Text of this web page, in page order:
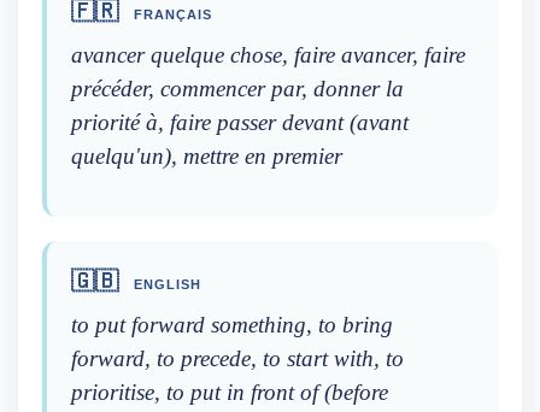
🇫🇷 FRANÇAIS
avancer quelque chose, faire avancer, faire
précéder, commencer par, donner la
priorité à, faire passer devant (avant
quelqu'un), mettre en premier
🇬🇧 ENGLISH
to put forward something, to bring
forward, to precede, to start with, to
prioritise, to put in front of (before